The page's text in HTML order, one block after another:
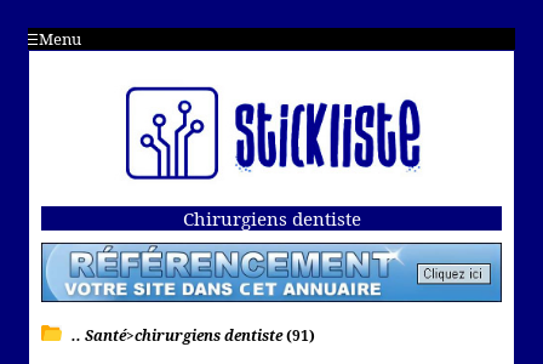
Menu
Chirurgiens dentiste
.. Santé>chirurgiens dentiste(91)